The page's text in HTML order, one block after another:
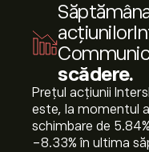
scădere.
Prețul acțiunii
este, la momentul
schimbare de
‎-8.33‎% în ultima